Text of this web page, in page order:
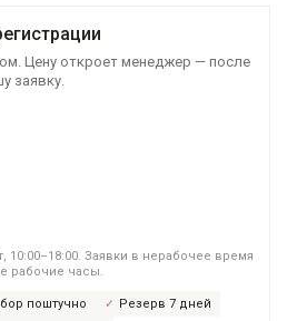
Цену откроет менеджер — после
заявку.
Заявки в нерабочее время
рабочие часы.
поштучно
Резерв 7 дней